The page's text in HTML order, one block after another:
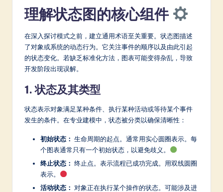
C
L
理解状态图的核心组件
在深入探讨模式之前，建立通用术语至关重要。状态图描述
了对象或系统的动态行为。它关注事件的顺序以及由此引起
的状态变化。若缺乏标准化方法，图表可能变得杂乱，导致
开发阶段出现误解。
1. 状态及其类型
状态表示对象满足某种条件、执行某种活动或等待某个事件
发生的条件。在专业建模中，状态被分类以确保清晰性：
初始状态： 生命周期的起点。通常用实心圆圈表示。每
个图表通常只有一个初始状态，以避免歧义。
终止状态： 终止点。表示流程已成功完成。用双线圆圈
表示。
活动状态： 对象正在执行某个操作的状态。可能涉及进